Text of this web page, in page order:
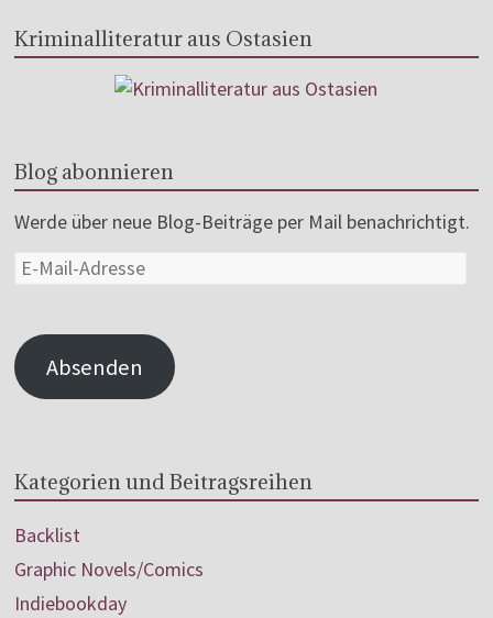
Kriminalliteratur aus Ostasien
Blog abonnieren
Werde über neue Blog-Beiträge per Mail benachrichtigt.
Absenden
Kategorien und Beitragsreihen
Backlist
Graphic Novels/Comics
Indiebookday